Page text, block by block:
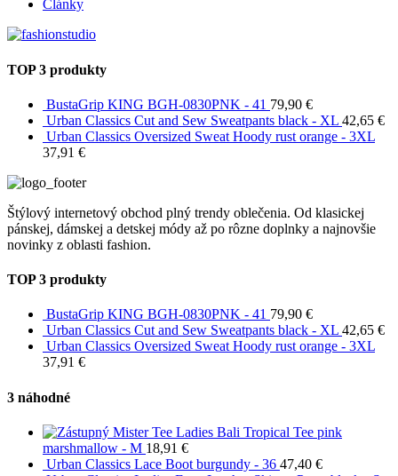
Články
TOP 3 produkty
BustaGrip KING BGH-0830PNK - 41 79,90 €
Urban Classics Cut and Sew Sweatpants black - XL 42,65 €
Urban Classics Oversized Sweat Hoody rust orange - 3XL
37,91 €
Štýlový internetový obchod plný trendy oblečenia. Od klasickej
pánskej, dámskej a detskej módy až po rôzne doplnky a najnovšie
novinky z oblasti fashion.
TOP 3 produkty
BustaGrip KING BGH-0830PNK - 41 79,90 €
Urban Classics Cut and Sew Sweatpants black - XL 42,65 €
Urban Classics Oversized Sweat Hoody rust orange - 3XL
37,91 €
3 náhodné
Mister Tee Ladies Bali Tropical Tee pink
marshmallow - M 18,91 €
Urban Classics Lace Boot burgundy - 36 47,40 €